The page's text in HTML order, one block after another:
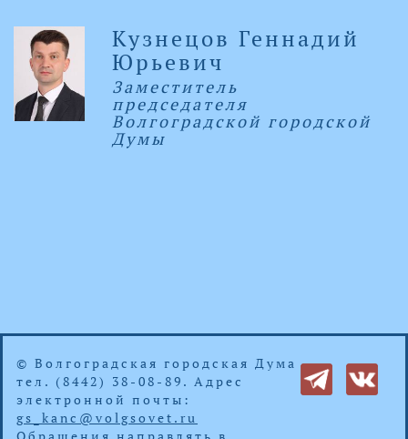
Кузнецов Геннадий
Юрьевич
Заместитель
председателя
Волгоградской городской
Думы
© Волгоградская городская Дума
тел. (8442) 38-08-89. Адрес
электронной почты:
gs_kanc@volgsovet.ru